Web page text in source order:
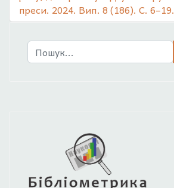
преси. 2024. Вип. 8 (186). С. 6–19.
Пошук